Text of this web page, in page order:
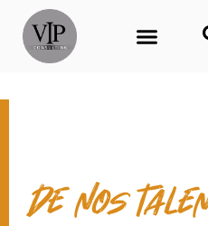
CONTACT &
de nos